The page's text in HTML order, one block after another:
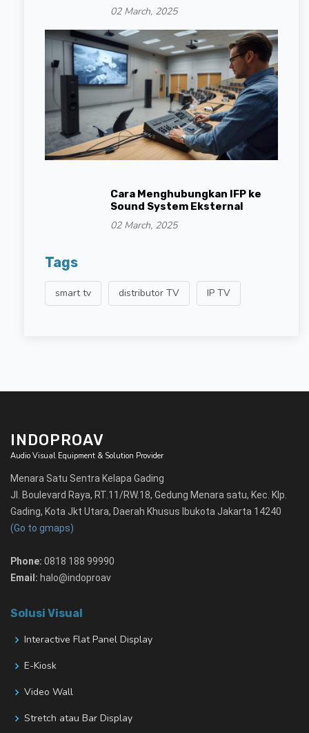
02 March, 2025
Cara Menghubungkan IFP ke
Sound System Eksternal
02 March, 2025
Tags
smart tv distributor TV IP TV
INDOPROAV
Audio Visual Equipment & Solution Provider
Menara Satu Sentra Kelapa Gading
Jl. Boulevard Raya, RT.11/RW.18, Gedung Menara satu, Kec. Klp.
Gading, Kota Jkt Utara, Daerah Khusus Ibukota Jakarta 14240
(Go to gmaps)
Phone: 0818 188 99990
Email: halo@indoproav
Solusi Visual
Interactive Flat Panel Display
E-Kiosk
Video Wall
Stretch atau Bar Display